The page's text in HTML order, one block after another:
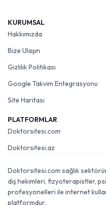
KURUMSAL
Hakkımızda
Bize Ulaşın
Gizlilik Politikası
Google Takvim Entegrasyonu
Site Haritası
PLATFORMLAR
Doktorsitesi.com
Doktorsitesi.az
Doktorsitesi.com sağlık
diş hekimleri, fizyoterapistler,
profesyonelleri ile internet
platformdur.